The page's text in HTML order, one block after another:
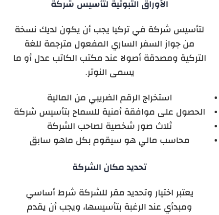
الأوراق الثبوتية لتأسيس شركة
لتأسيس شركة في تركيا يجب أن يكون لديك نسخة
من جواز السفر الساري المفعول مترجمة للغة
التركية ومصدقة أصولا عند مكتب الكاتب عدل أو ما
يسمى النوتر.
استخراج الرقم الضريبي من المالية
الحصول على موافقة أمنية للسماح بتأسيس شركة
ثلاث صور شخصية لصاحب الشركة
محاسب مالي هو سيقوم بكل ماهو سابق
تحديد مكان الشركة
يعتبر اختيار وتحديد مقر للشركة شرط أساسي
ومبدأي عند الرغبة بتأسيسها، ويجب أن يقدم